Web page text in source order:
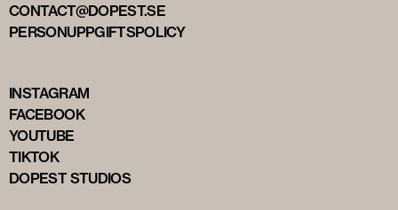
CONTACT@DOPEST.SE
PERSONUPPGIFTSPOLICY
INSTAGRAM
FACEBOOK
YOUTUBE
TIKTOK
DOPEST STUDIOS